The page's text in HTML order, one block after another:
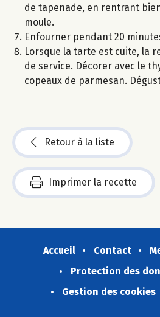
de tapenade, en rentrant
moule.
Enfourner pendant 20
Lorsque la tarte est cuite, la
de service. Décorer avec le
copeaux de parmesan.
Retour à la liste
Imprimer la recette
Accueil Contact
Protection des
Gestion des cookies